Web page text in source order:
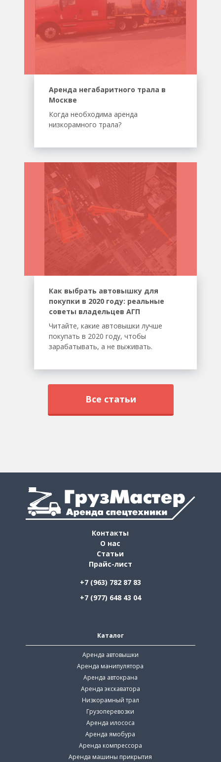
Аренда негабаритного трала в
Москве
Когда необходима аренда
низкорамного трала?
Как выбрать автовышку для
покупки в 2020 году: реальные
советы владельцев АГП
Читайте, какие автовышки лучше
покупать в 2020 году, чтобы
зарабатывать, а не выживать.
Все статьи
Контакты
О нас
Статьи
Прайс-лист
+7 (963) 782 87 83
+7 (977) 648 43 04
Каталог
Аренда автовышки
Аренда манипулятора
Аренда автокрана
Аренда экскаватора
Низкорамный трал
Грузоперевозки
Аренда илососа
Аренда ямобура
Аренда компрессора
Аренда машины прикрытия